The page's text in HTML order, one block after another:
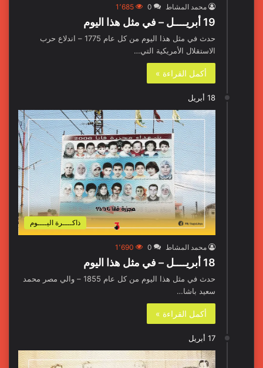
محمد المشاط 0 1٬685
19 أبريــــل – في مثل هذا اليوم
حدث في مثل هذا اليوم من كل عام 1775 – اندلاع حرب
الاستقلال الأمريكية التي…
أكمل القراءة »
18 أبريل
ذاكــــرة اليــــوم
محمد المشاط 0 1٬690
18 أبريــــل – في مثل هذا اليوم
حدث في مثل هذا اليوم من كل عام 1855 – والي مصر محمد
سعيد باشا…
أكمل القراءة »
17 أبريل